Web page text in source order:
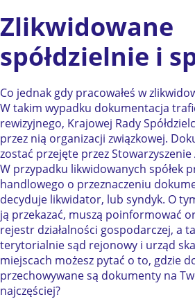
Zlikwidowane
spółdzielnie i
Co jednak gdy pracowałeś w
W takim wypadku dokumentacja
rewizyjnego, Krajowej Rady
przez nią organizacji związkowej.
zostać przejęte przez
W przypadku likwidowanych spółek
handlowego o przeznaczeniu
decyduje likwidator, lub syndyk. O
ją przekazać, muszą poinformować
rejestr działalności gospodarczej, a
terytorialnie sąd rejonowy i urząd
miejscach możesz pytać o to, gdzie
przechowywane są dokumenty na
najczęściej?